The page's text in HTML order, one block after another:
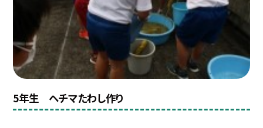
5年生 ヘチマたわし作り